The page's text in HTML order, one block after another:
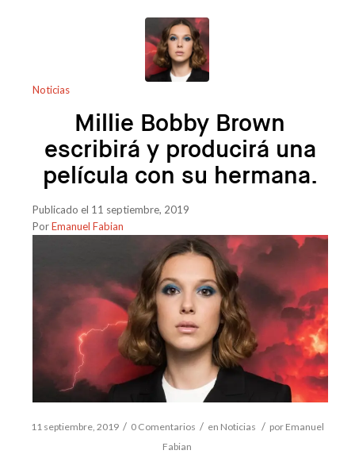
Noticias
Millie Bobby Brown
escribirá y producirá una
película con su hermana.
Publicado el 11 septiembre, 2019
PorEmanuel Fabian
11 septiembre, 2019 / 0 Comentarios / en Noticias / por Emanuel
Fabian